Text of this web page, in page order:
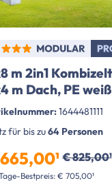
m 2in1
m Dach, PE weiß
1644481111
für bis zu64 Personen
€ 825,00¹
Bestpreis: € 705,00¹